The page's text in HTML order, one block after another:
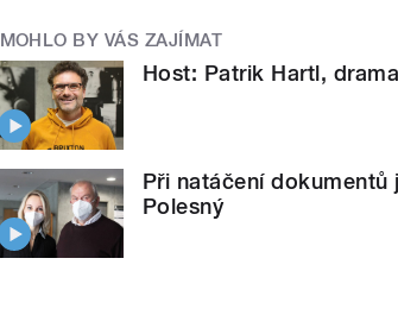
MOHLO BY VÁS ZAJÍMAT
Host: Patrik Hartl,
Při natáčení
Polesný